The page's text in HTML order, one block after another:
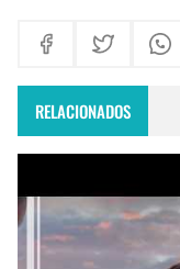
RELACIONADOS